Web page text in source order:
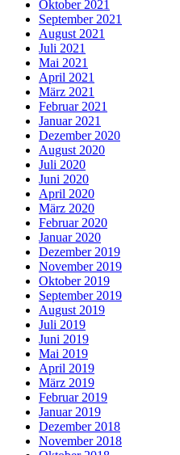
Oktober 2021
September 2021
August 2021
Juli 2021
Mai 2021
April 2021
März 2021
Februar 2021
Januar 2021
Dezember 2020
August 2020
Juli 2020
Juni 2020
April 2020
März 2020
Februar 2020
Januar 2020
Dezember 2019
November 2019
Oktober 2019
September 2019
August 2019
Juli 2019
Juni 2019
Mai 2019
April 2019
März 2019
Februar 2019
Januar 2019
Dezember 2018
November 2018